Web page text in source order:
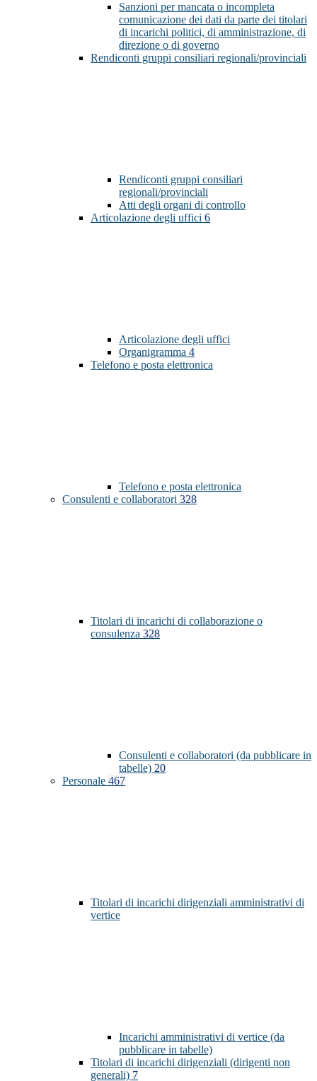
Sanzioni per mancata o incompleta
comunicazione dei dati da parte dei titolari
di incarichi politici, di amministrazione, di
direzione o di governo
Rendiconti gruppi consiliari regionali/provinciali
Rendiconti gruppi consiliari
regionali/provinciali
Atti degli organi di controllo
Articolazione degli uffici 6
Articolazione degli uffici
Organigramma 4
Telefono e posta elettronica
Telefono e posta elettronica
Consulenti e collaboratori 328
Titolari di incarichi di collaborazione o
consulenza 328
Consulenti e collaboratori (da pubblicare in
tabelle) 20
Personale 467
Titolari di incarichi dirigenziali amministrativi di
vertice
Incarichi amministrativi di vertice (da
pubblicare in tabelle)
Titolari di incarichi dirigenziali (dirigenti non
generali) 7